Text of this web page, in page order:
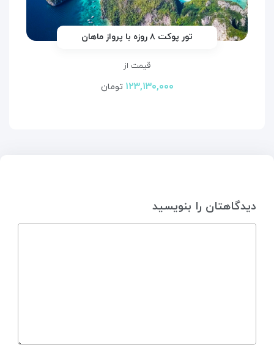
تور پوکت ۸ روزه با پرواز ماهان
قیمت از
۱۲۳,۱۳۰,۰۰۰ تومان
دیدگاهتان را بنویسید